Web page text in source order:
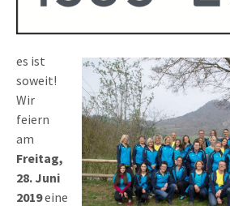
es ist
soweit!
Wir
feiern
am
Freitag,
28. Juni
2019eine